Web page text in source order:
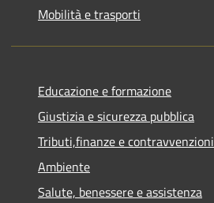
Mobilità e trasporti
Educazione e formazione
Giustizia e sicurezza pubblica
Tributi,finanze e contravvenzioni
Ambiente
Salute, benessere e assistenza